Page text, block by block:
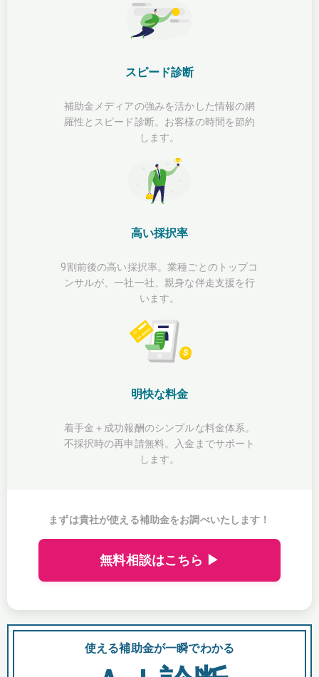
スピード診断
補助金メディアの強みを活かした情報の網
羅性とスピード診断。お客様の時間を節約
します。
高い採択率
9割前後の高い採択率。業種ごとのトップコ
ンサルが、一社一社、親身な伴走支援を行
います。
明快な料金
着手金＋成功報酬のシンプルな料金体系。
不採択時の再申請無料。入金までサポート
します。
まずは貴社が使える補助金をお調べいたします！
無料相談はこちら ▶
使える補助金が一瞬でわかる